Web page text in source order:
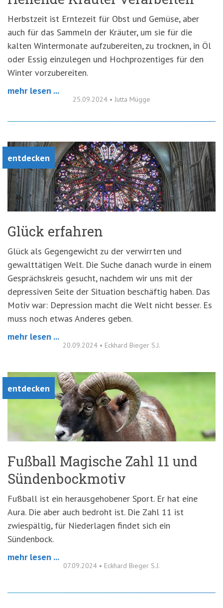
Herbstzeit ist Erntezeit für Obst und Gemüse, aber
auch für das Sammeln der Kräuter, um sie für die
kalten Wintermonate aufzubereiten, zu trocknen, in Öl
oder Essig einzulegen und Hochprozentiges für den
Winter vorzubereiten.
mehr lesen ...
25.09.2024 • Jutta Mügge
entdecken
Glück erfahren
Glück als Gegengewicht zu der verwirrten und
gewalttätigen Welt. Die Suche danach wurde in einem
Gesprächskreis gesucht, nachdem wir uns mit der
depressiven Seite der Situation beschäftig haben. Das
Motiv war: Depression macht die Welt nicht besser. Es
muss noch etwas Anderes geben.
mehr lesen ...
20.09.2024 • Eckhard Bieger S.J.
entdecken
Fußball Magische Zahl 11 und
Sündenbockmotiv
Fußball ist ein herausgehobener Sport. Er hat eine
Aura. Die aber auch bedroht ist. Die Zahl 11 ist
zwiespältig, für Niederlagen findet sich ein
Sündenbock.
mehr lesen ...
07.09.2024 • Eckhard Bieger S.J.